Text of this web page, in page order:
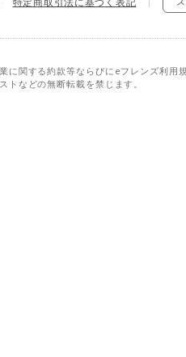
に関する約款等ならびにeフレンズ利用
トなどの無断転載を禁じます。